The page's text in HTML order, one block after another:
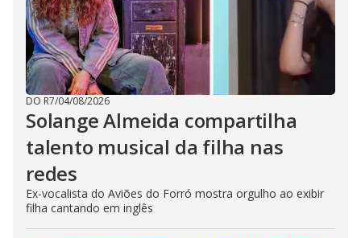
DO R7/04/08/2026
Solange Almeida compartilha
talento musical da filha nas
redes
Ex-vocalista do Aviões do Forró mostra orgulho ao exibir
filha cantando em inglês